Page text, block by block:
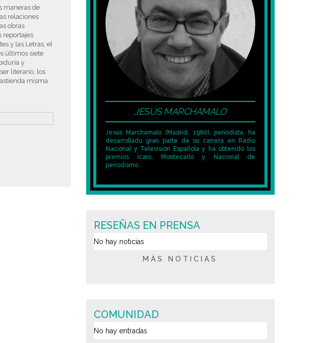
maneras de
relaciones
obras
reportajes
y las Letras, el
últimos siete
y
literario, los
misma
JESÚS MARCHAMALO
Jesús Marchamalo (Madrid, 1960), periodista, ha
desarrollado gran parte de su carrera en Radio
Nacional y Televisión Española y ha obtenido los
premios Ícaro, Montecarlo y Nacional de
periodismo...
RESEÑAS EN PRENSA
No hay noticias
MÁS NOTICIAS
COMUNIDAD
No hay entradas